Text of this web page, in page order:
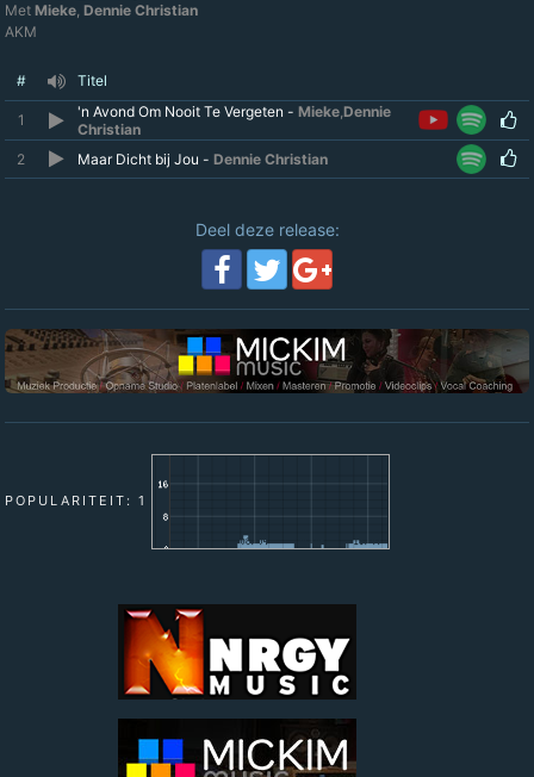
Met Mieke, Dennie Christian
AKM
# Titel
1 'n Avond Om Nooit Te Vergeten - Mieke,Dennie
Christian
2
Maar Dicht bij Jou - Dennie Christian
Deel deze release:
POPULARITEIT: 1